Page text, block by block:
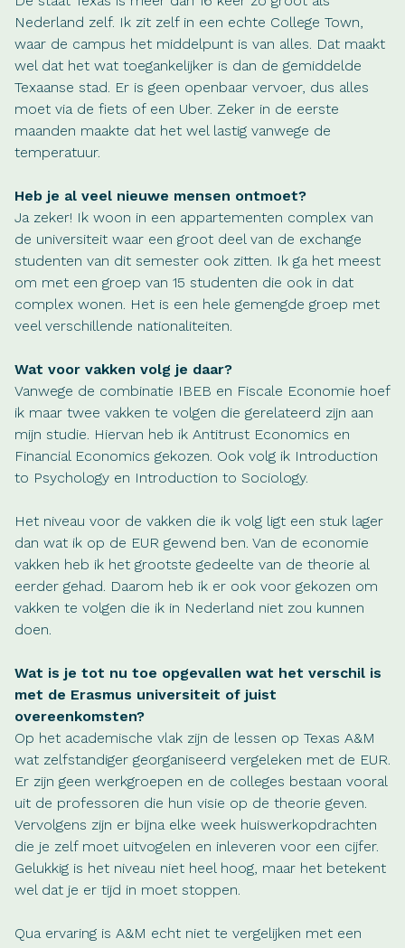
Nederland zelf. Ik zit zelf in een echte College Town,
waar de campus het middelpunt is van alles. Dat maakt
wel dat het wat toegankelijker is dan de gemiddelde
Texaanse stad. Er is geen openbaar vervoer, dus alles
moet via de fiets of een Uber. Zeker in de eerste
maanden maakte dat het wel lastig vanwege de
temperatuur.
Heb je al veel nieuwe mensen ontmoet?
Ja zeker! Ik woon in een appartementen complex van
de universiteit waar een groot deel van de exchange
studenten van dit semester ook zitten. Ik ga het meest
om met een groep van 15 studenten die ook in dat
complex wonen. Het is een hele gemengde groep met
veel verschillende nationaliteiten.
Wat voor vakken volg je daar?
Vanwege de combinatie IBEB en Fiscale Economie hoef
ik maar twee vakken te volgen die gerelateerd zijn aan
mijn studie. Hiervan heb ik Antitrust Economics en
Financial Economics gekozen. Ook volg ik Introduction
to Psychology en Introduction to Sociology.
Het niveau voor de vakken die ik volg ligt een stuk lager
dan wat ik op de EUR gewend ben. Van de economie
vakken heb ik het grootste gedeelte van de theorie al
eerder gehad. Daarom heb ik er ook voor gekozen om
vakken te volgen die ik in Nederland niet zou kunnen
doen.
Wat is je tot nu toe opgevallen wat het verschil is
met de Erasmus universiteit of juist
overeenkomsten?
Op het academische vlak zijn de lessen op Texas A&M
wat zelfstandiger georganiseerd vergeleken met de EUR.
Er zijn geen werkgroepen en de colleges bestaan vooral
uit de professoren die hun visie op de theorie geven.
Vervolgens zijn er bijna elke week huiswerkopdrachten
die je zelf moet uitvogelen en inleveren voor een cijfer.
Gelukkig is het niveau niet heel hoog, maar het betekent
wel dat je er tijd in moet stoppen.
Qua ervaring is A&M echt niet te vergelijken met een